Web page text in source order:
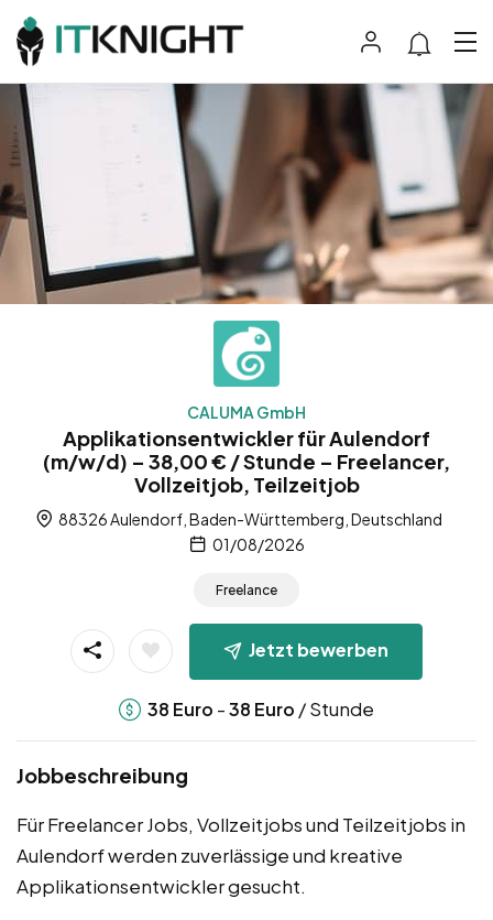
CALUMA GmbH
Applikationsentwickler für Aulendorf
(m/w/d) – 38,00 € / Stunde – Freelancer,
Vollzeitjob, Teilzeitjob
88326 Aulendorf, Baden-Württemberg, Deutschland
01/08/2026
Freelance
Jetzt bewerben
38 Euro -38 Euro / Stunde
Jobbeschreibung
Für Freelancer Jobs, Vollzeitjobs und Teilzeitjobs in
Aulendorf werden zuverlässige und kreative
Applikationsentwickler gesucht.